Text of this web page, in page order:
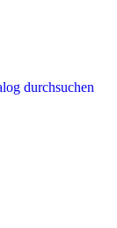
durchsuchen